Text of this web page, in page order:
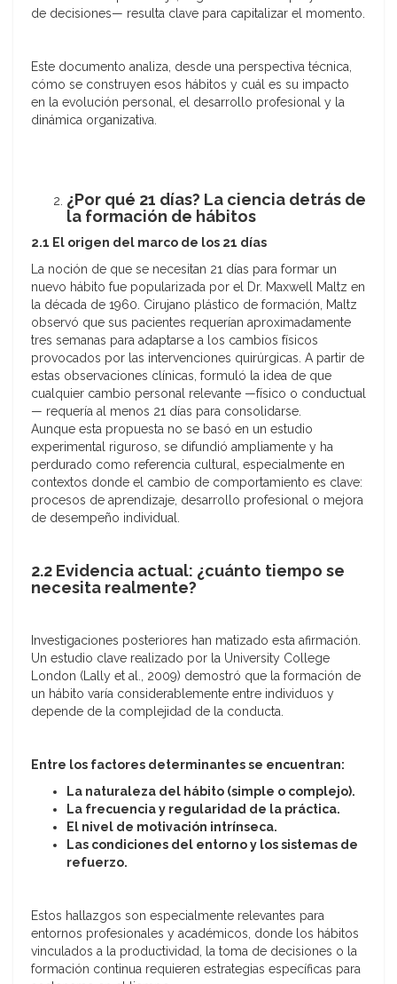
de decisiones— resulta clave para capitalizar el momento.
Este documento analiza, desde una perspectiva técnica,
cómo se construyen esos hábitos y cuál es su impacto
en la evolución personal, el desarrollo profesional y la
dinámica organizativa.
¿Por qué 21 días? La ciencia detrás de
la formación de hábitos
2.1 El origen del marco de los 21 días
La noción de que se necesitan 21 días para formar un
nuevo hábito fue popularizada por el Dr. Maxwell Maltz en
la década de 1960. Cirujano plástico de formación, Maltz
observó que sus pacientes requerían aproximadamente
tres semanas para adaptarse a los cambios físicos
provocados por las intervenciones quirúrgicas. A partir de
estas observaciones clínicas, formuló la idea de que
cualquier cambio personal relevante —físico o conductual
— requería al menos 21 días para consolidarse.
Aunque esta propuesta no se basó en un estudio
experimental riguroso, se difundió ampliamente y ha
perdurado como referencia cultural, especialmente en
contextos donde el cambio de comportamiento es clave:
procesos de aprendizaje, desarrollo profesional o mejora
de desempeño individual.
2.2 Evidencia actual: ¿cuánto tiempo se
necesita realmente?
Investigaciones posteriores han matizado esta afirmación.
Un estudio clave realizado por la University College
London (Lally et al., 2009) demostró que la formación de
un hábito varía considerablemente entre individuos y
depende de la complejidad de la conducta.
Entre los factores determinantes se encuentran:
La naturaleza del hábito (simple o complejo).
La frecuencia y regularidad de la práctica.
El nivel de motivación intrínseca.
Las condiciones del entorno y los sistemas de
refuerzo.
Estos hallazgos son especialmente relevantes para
entornos profesionales y académicos, donde los hábitos
vinculados a la productividad, la toma de decisiones o la
formación continua requieren estrategias específicas para